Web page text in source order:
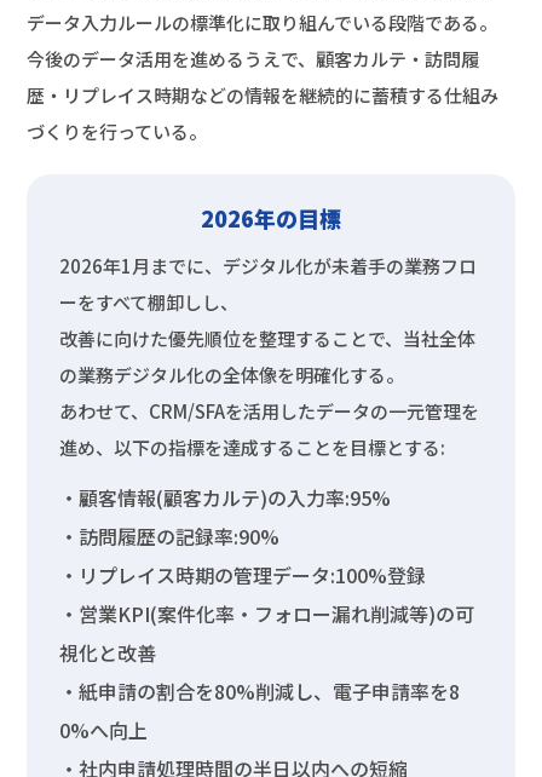
データ入力ルールの標準化に取り組んでいる段階である。
今後のデータ活用を進めるうえで、顧客カルテ・訪問履
歴・リプレイス時期などの情報を継続的に蓄積する仕組み
づくりを行っている。
2026年の目標
2026年1月までに、デジタル化が未着手の業務フロ
ーをすべて棚卸しし、
改善に向けた優先順位を整理することで、当社全体
の業務デジタル化の全体像を明確化する。
あわせて、CRM/SFAを活用したデータの一元管理を
進め、以下の指標を達成することを目標とする:
・顧客情報(顧客カルテ)の入力率:95%
・訪問履歴の記録率:90%
・リプレイス時期の管理データ:100%登録
・営業KPI(案件化率・フォロー漏れ削減等)の可
視化と改善
・紙申請の割合を80%削減し、電子申請率を8
0%へ向上
・社内申請処理時間の半日以内への短縮